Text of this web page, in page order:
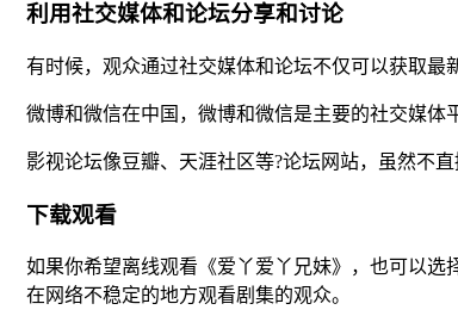
利用社交媒体和论坛分享和讨论
有时候，观众通过社交媒体和论坛不仅可以获取最
微博和微信在中国，微博和微信是主要的社交媒体
影视论坛像豆瓣、天涯社区等?论坛网站，虽然不
下载观看
如果你希望离线观看《爱丫爱丫兄妹》，也可以
在网络不稳定的地方观看剧集的观众。